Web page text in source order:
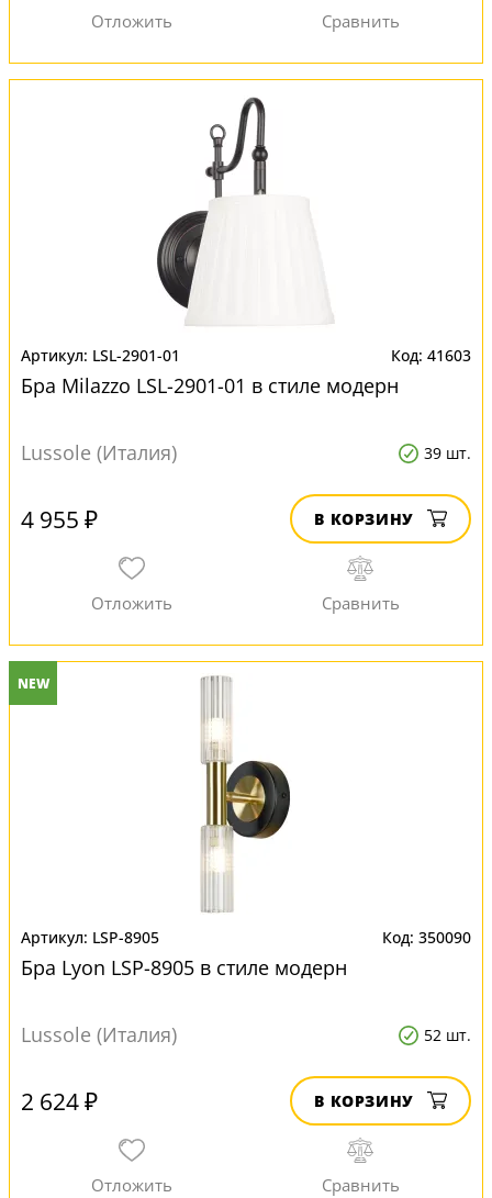
LSL-2901-01 41603
Бра Milazzo LSL-2901-01 в стиле модерн
Lussole (Италия) 39 шт.
4 955 ₽ В КОРЗИНУ
NEW
LSP-8905 350090
Бра Lyon LSP-8905 в стиле модерн
Lussole (Италия) 52 шт.
2 624 ₽ В КОРЗИНУ